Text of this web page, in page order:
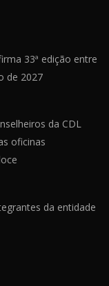
33ª edição entre
de 2027
da CDL
oficinas
da entidade